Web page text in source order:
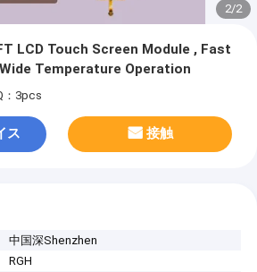
2/2
LCD Touch Screen Module , Fast
Temperature Operation
：3pcs
ス 接触
中国深Shenzhen
RGH